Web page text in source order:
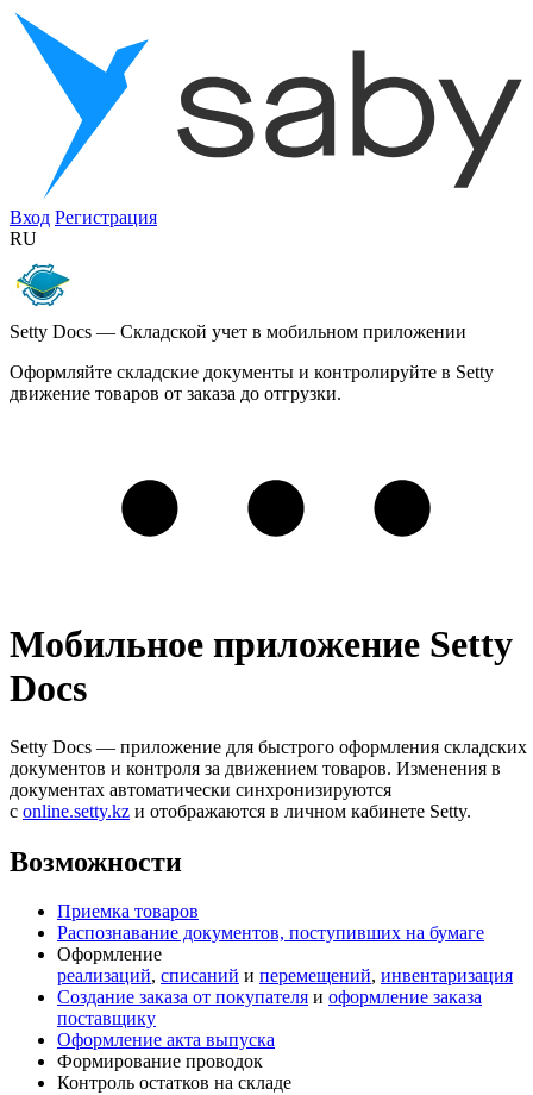
Вход Регистрация
RU
Setty Docs — Складской учет в мобильном приложении
Оформляйте складские документы и контролируйте в Setty
движение товаров от заказа до отгрузки.
Мобильное приложение Setty
Docs
Setty Docs — приложение для быстрого оформления складских
документов и контроля за движением товаров. Изменения в
документах автоматически синхронизируются
с online.setty.kz и отображаются в личном кабинете Setty.
Возможности
Приемка товаров
Распознавание документов, поступивших на бумаге
Оформление
реализаций, списаний и перемещений, инвентаризация
Создание заказа от покупателя и оформление заказа
поставщику
Оформление акта выпуска
Формирование проводок
Контроль остатков на складе